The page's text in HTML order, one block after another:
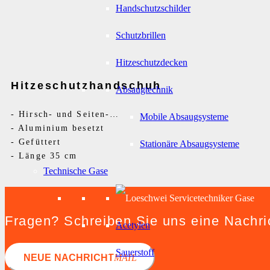
Handschutzschilder
Schutzbrillen
Hitzeschutzdecken
Absaugtechnik
Mobile Absaugsysteme
Stationäre Absaugsysteme
Technische Gase
Acetylen
Sauerstoff
Hitzeschutzhandschuh
-Hirsch- und Seiten-Rindsspaltleder
- Aluminium besetzt
-Gefüttert
-Länge 35 cm
Fragen? Schreiben Sie uns eine
NEUE NACHRICHTMAIL